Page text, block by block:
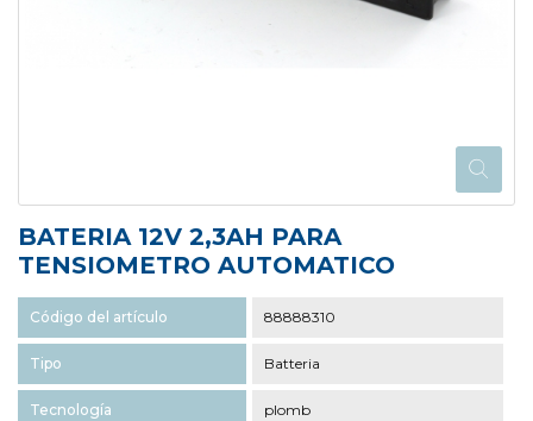
BATERIA 12V 2,3AH PARA
TENSIOMETRO AUTOMATICO
Código del artículo 88888310
Tipo Batteria
Tecnología plomb